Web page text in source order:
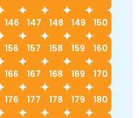
146 147 148 149 150
156 157 158 159 160
166 167 168 169 170
176 177 178 179 180